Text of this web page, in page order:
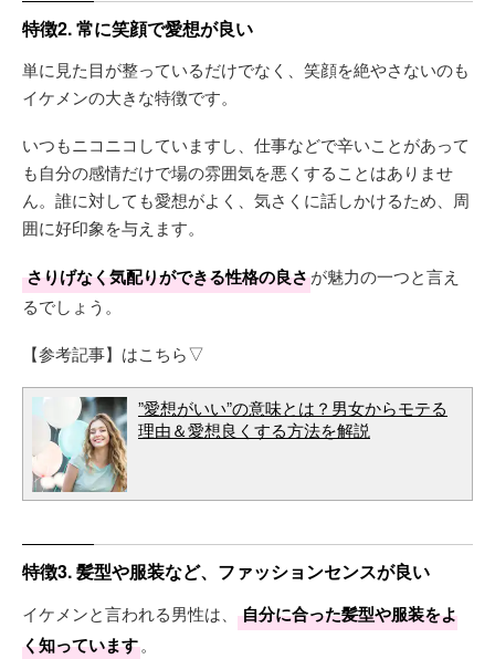
特徴2. 常に笑顔で愛想が良い
単に見た目が整っているだけでなく、笑顔を絶やさないのも
イケメンの大きな特徴です。
いつもニコニコしていますし、仕事などで辛いことがあって
も自分の感情だけで場の雰囲気を悪くすることはありませ
ん。誰に対しても愛想がよく、気さくに話しかけるため、周
囲に好印象を与えます。
さりげなく気配りができる性格の良さが魅力の一つと言え
るでしょう。
【参考記事】はこちら▽
”愛想がいい”の意味とは？男女からモテる
理由＆愛想良くする方法を解説
特徴3. 髪型や服装など、ファッションセンスが良い
イケメンと言われる男性は、
自分に合った髪型や服装をよ
く知っています。